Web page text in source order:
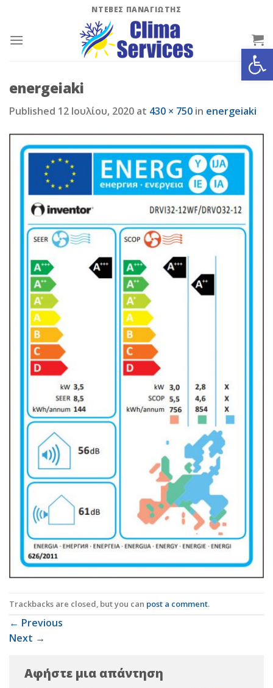
content
ΝΤΕΒΕΣ ΠΑΝΑΓΙΩΤΗΣ
energeiaki
Published 12 Ιουλίου, 2020 at 430 × 750 in energeiaki
Trackbacks are closed, but you can post a comment.
← Previous
Next →
Αφήστε μια απάντηση